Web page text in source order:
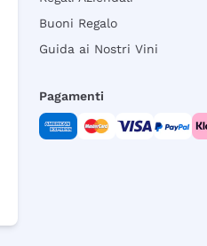
Buoni Regalo
Guida ai Nostri Vini
Pagamenti